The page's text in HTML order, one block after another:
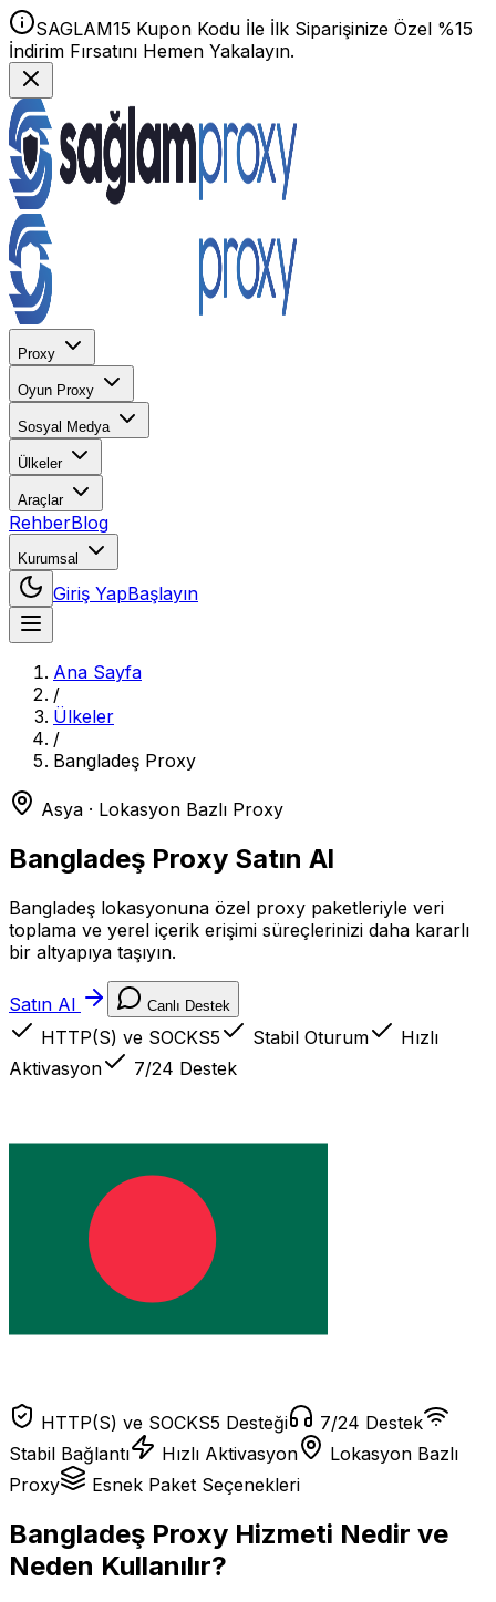
SAGLAM15 Kupon Kodu İle İlk Siparişinize Özel %15
İndirim Fırsatını Hemen Yakalayın.
Proxy
Oyun Proxy
Sosyal Medya
Ülkeler
Araçlar
RehberBlog
Kurumsal
Giriş YapBaşlayın
Ana Sayfa
/
Ülkeler
/
Bangladeş Proxy
Asya · Lokasyon Bazlı Proxy
Bangladeş Proxy Satın Al
Bangladeş lokasyonuna özel proxy paketleriyle veri
toplama ve yerel içerik erişimi süreçlerinizi daha kararlı
bir altyapıya taşıyın.
Satın Al Canlı Destek
HTTP(S) ve SOCKS5 Stabil Oturum
Hızlı
Aktivasyon
7/24 Destek
HTTP(S) ve SOCKS5 Desteği
7/24 Destek
Stabil Bağlantı
Hızlı Aktivasyon
Lokasyon Bazlı
Proxy
Esnek Paket Seçenekleri
Bangladeş Proxy Hizmeti Nedir ve
Neden Kullanılır?